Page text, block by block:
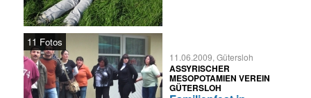
11 Fotos
11.06.2009, Gütersloh
ASSYRISCHER
MESOPOTAMIEN VEREIN
GÜTERSLOH